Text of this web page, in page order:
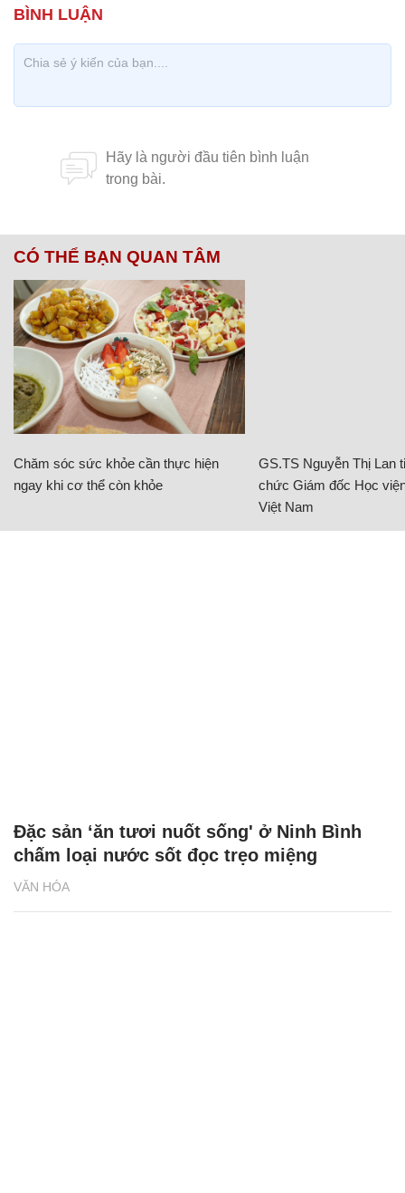
CÓ THỂ BẠN QUAN TÂM
Chăm sóc sức khỏe cần thực hiện
ngay khi cơ thể còn khỏe
GS.TS Nguyễn Thị Lan
chức Giám đốc Học
Việt Nam
VĂN HÓA
Đặc sản ‘ăn tươi nuốt sống' ở Ninh Bình
chấm loại nước sốt đọc trẹo miệng